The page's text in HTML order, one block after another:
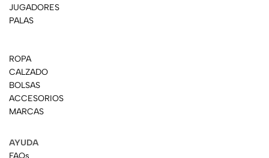
JUGADORES
PALAS
ROPA
CALZADO
BOLSAS
ACCESORIOS
MARCAS
AYUDA
FAQs